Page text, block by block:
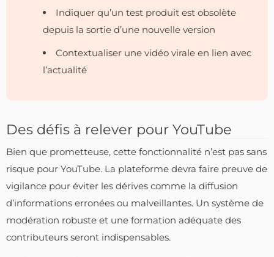
Indiquer qu’un test produit est obsolète
depuis la sortie d’une nouvelle version
Contextualiser une vidéo virale en lien avec
l’actualité
Des défis à relever pour YouTube
Bien que prometteuse, cette fonctionnalité n’est pas sans
risque pour YouTube. La plateforme devra faire preuve de
vigilance pour éviter les dérives comme la diffusion
d’informations erronées ou malveillantes. Un système de
modération robuste et une formation adéquate des
contributeurs seront indispensables.